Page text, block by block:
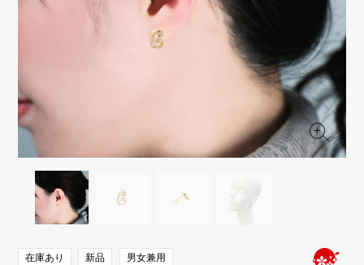
AUDEMARS PIGUET JAEGER LE COULTRE
ジャガー・ルクルト
Cartier
カルティエ
ブルガリ
ゼニス
TAG HEUER
タグホイヤー
デュナミス 置き時計
VINTAGE WATCH
アングラー
ETERNITY
エタニティ
YUKIZAKI BACHIKAN
ゆきざき バチカン
アルファ認定中古
在庫あり 新品 男女兼用